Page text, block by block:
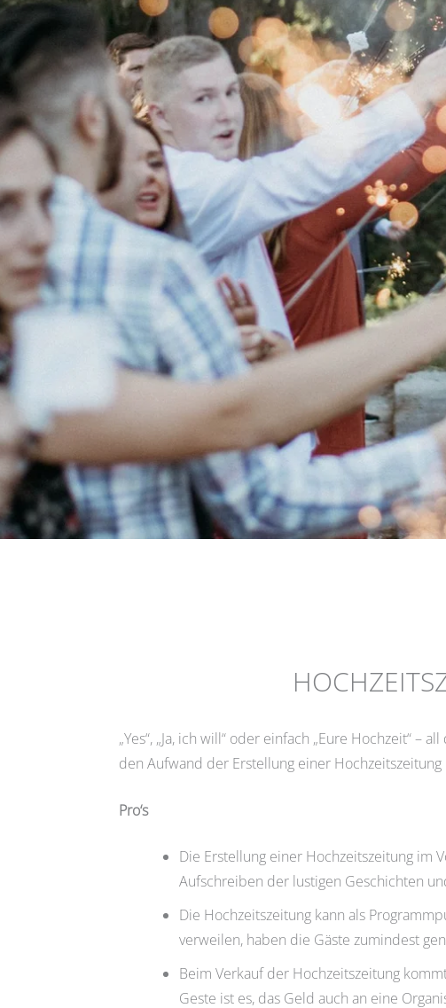
„Yes“, „Ja, ich will“ oder einfach „Eure Hochzeit“
den Aufwand der Erstellung einer Hochzeitszeitung
Pro‘s
Die Erstellung einer Hochzeitszeitung im
Aufschreiben der lustigen Geschichten
Die Hochzeitszeitung kann als
verweilen, haben die Gäste zumindest
Beim Verkauf der Hochzeitszeitung
Geste ist es, das Geld auch an eine